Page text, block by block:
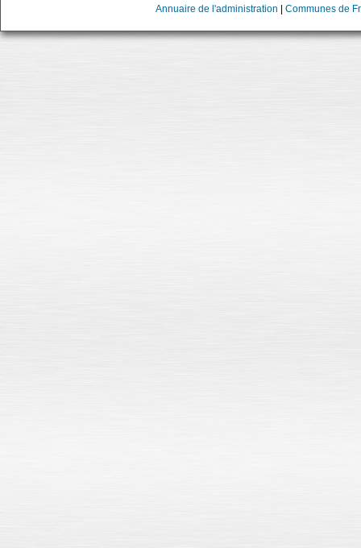
Annuaire de l'administration Communes de